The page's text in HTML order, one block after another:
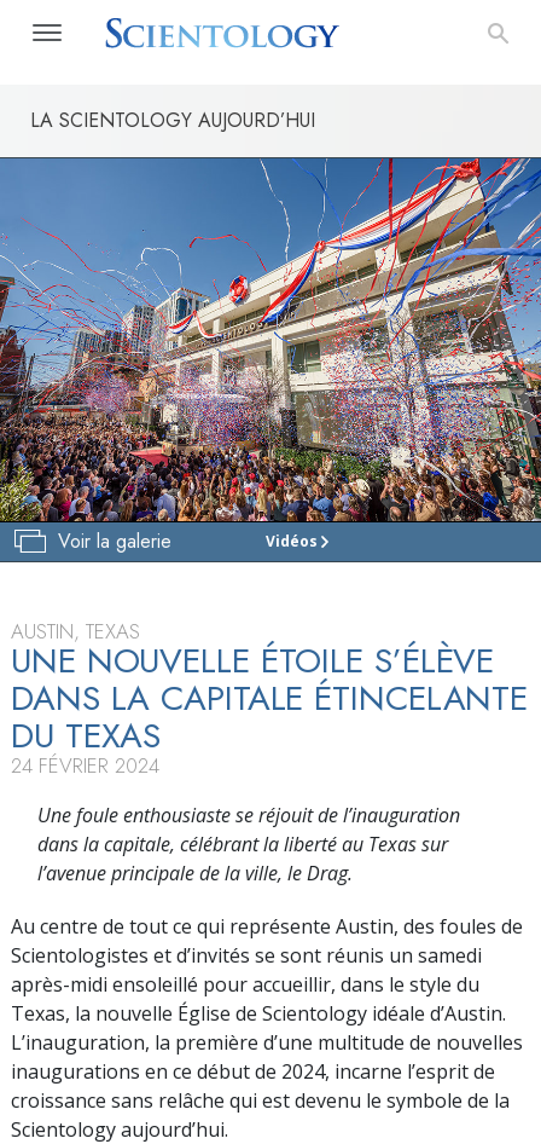
LA SCIENTOLOGY AUJOURD’HUI
Voir la galerie Vidéos
ÉGLISE
VISITE
INAUGURATION
AUSTIN, TEXAS
UNE NOUVELLE ÉTOILE S’ÉLÈVE
DANS LA CAPITALE ÉTINCELANTE
DU TEXAS
24 FÉVRIER 2024
Une foule enthousiaste se réjouit de l’inauguration
dans la capitale, célébrant la liberté au Texas sur
l’avenue principale de la ville, le Drag.
Au centre de tout ce qui représente Austin, des foules de
Scientologistes et d’invités se sont réunis un samedi
après-midi ensoleillé pour accueillir, dans le style du
Texas, la nouvelle Église de Scientology idéale d’Austin.
L’inauguration, la première d’une multitude de nouvelles
inaugurations en ce début de 2024, incarne l’esprit de
croissance sans relâche qui est devenu le symbole de la
Scientology aujourd’hui.